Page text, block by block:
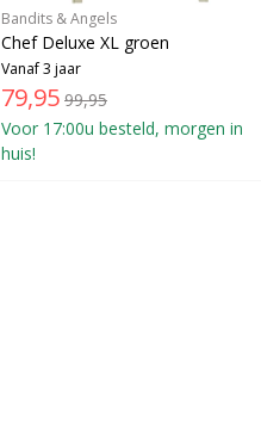
Bandits & Angels
Chef Deluxe XL groen
Vanaf 3 jaar
79,95 99,95
Voor 17:00u besteld, morgen in
huis!